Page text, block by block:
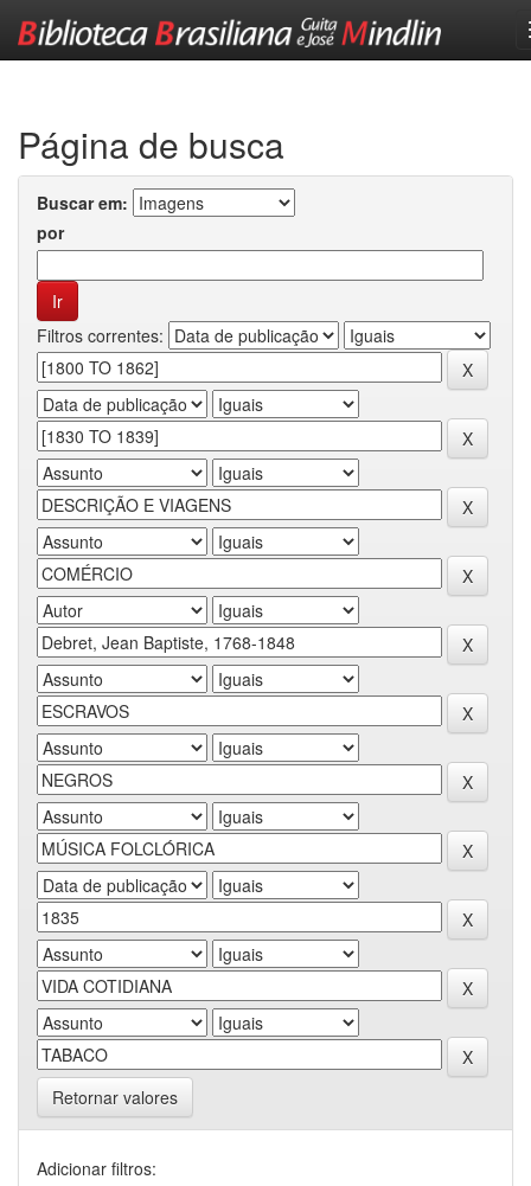
Página de busca
Buscar em:
por
Filtros correntes:
Retornar valores
Adicionar filtros: